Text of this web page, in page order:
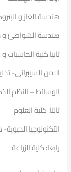
هندسة الغاز و
هندسة الشواطئ و
ثانيا:كلية الحاسبات و
الامن السيبرانى-
الوسائط – النظم
ثالثا: كلية العلوم
التكنولوجيا
رابعا: كلية الزراعة